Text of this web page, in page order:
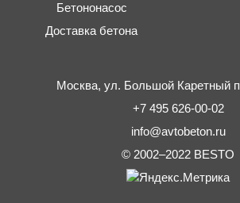
Бетононасос
Доставка бетона
Москва, ул. Большой Каретный
+7 495 626-00-02
info@avtobeton.ru
© 2002–2022 BESTO